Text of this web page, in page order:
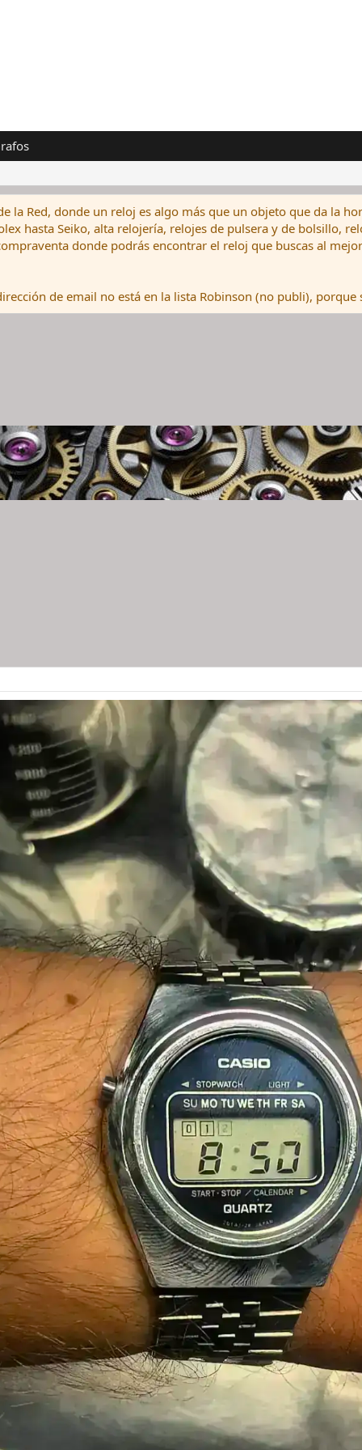
la Red, donde un reloj es algo más que un objeto que da la
hasta Seiko, alta relojería, relojes de pulsera y de bolsillo,
donde podrás encontrar el reloj que buscas al
de email no está en la lista Robinson (no publi), porque